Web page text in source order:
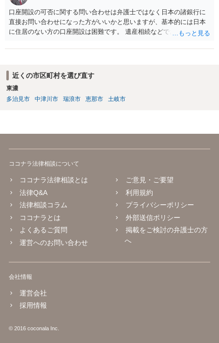
ない可能性が高く、その場合、大学側やそこのスタッフ等から対応を
拒否されたということへの責任追及も、難しいことになると思われま
す。 （義務もないことを拒否したことに責任追及することは、相手方
に事実上行動を義務付けるのと同じことになってしまいます） 詳細な
れるのも方法かと思います。
口座開設の可否に関する問い合わせは弁護士ではなく日本の諸銀行に
直接お問い合わせになった方がいいかと思いますが、基本的には日本
に住居のない方の口座開設は困難です。 遺産相続などでお金を受け取
でもらうのが通常です。
近くの市区町村を選び直す
東濃
多治見市
中津川市 瑞浪市 恵那市 土岐市
ココナラ法律相談について
ココナラ法律相談とは
法律Q&A
法律相談コラム
ココナラとは
よくあるご質問
運営へのお問い合わせ
ご意見・ご要望
利用規約
プライバシーポリシー
外部送信ポリシー
掲載をご検討の弁護士の方
へ
会社情報
運営会社
採用情報
© 2016 coconala Inc.